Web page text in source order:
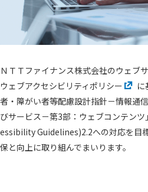
ッ
ＮＴＴファイナンス株式会社のウェブ
ウェブアクセシビリティポリシー
者・障がい者等配慮設計指針－情報通
びサービス－第3部：ウェブコンテン
essibility Guidelines)2.2への対応を目
保と向上に取り組んでまいります。